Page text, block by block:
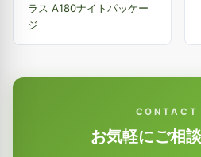
ラス A180ナイトパッケー
ジ
CONTACT
お気軽にご相